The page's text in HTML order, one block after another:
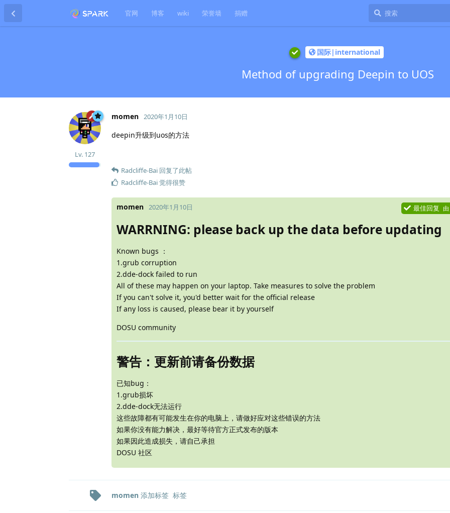
官网 博客 wiki 荣誉墙 捐赠
国际|international
Method of upgrading Deepin to UOS
momen
Lv. 127
2020年1月10日
deepin升级到uos的方法
Radcliffe-Bai 回复了此帖
Radcliffe-Bai觉得很赞
momen 2020年1月10日 最佳回复 由
WARRNING: please back up the data before updating
Known bugs ：
1.grub corruption
2.dde-dock failed to run
All of these may happen on your laptop. Take measures to solve the problem
If you can't solve it, you'd better wait for the official release
If any loss is caused, please bear it by yourself
DOSU community
警告：更新前请备份数据
已知bug：
1.grub损坏
2.dde-dock无法运行
这些故障都有可能发生在你的电脑上，请做好应对这些错误的方法
如果你没有能力解决，最好等待官方正式发布的版本
如果因此造成损失，请自己承担
DOSU 社区
momen 添加标签 标签